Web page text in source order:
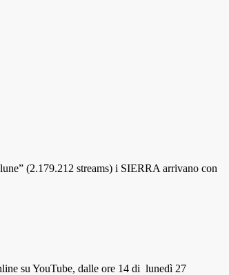
(2.179.212 streams) i SIERRA arrivano con
su YouTube, dalle ore 14 di lunedì 27